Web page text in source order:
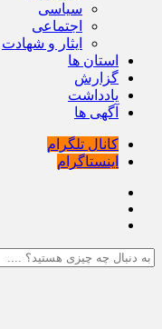
سیاسی
اجتماعی
ایثار و شهادت
استان ها
گزارش
یادداشت
آگهی ها
کانال تلگرام
اینستاگرام